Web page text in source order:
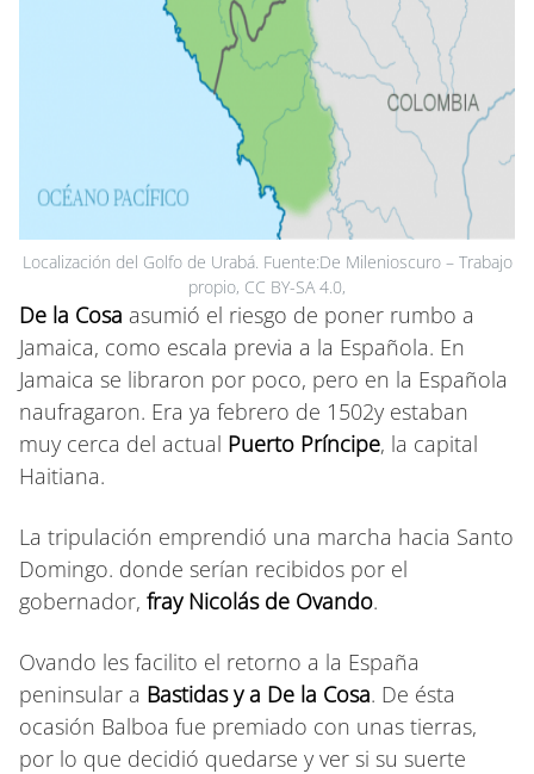
Localización del Golfo de Urabá. Fuente:De Milenioscuro – Trabajo
propio, CC BY-SA 4.0,
De la Cosa asumió el riesgo de poner rumbo a
Jamaica, como escala previa a la Española. En
Jamaica se libraron por poco, pero en la Española
naufragaron. Era ya febrero de 1502y estaban
muy cerca del actual Puerto Príncipe, la capital
Haitiana.
La tripulación emprendió una marcha hacia Santo
Domingo. donde serían recibidos por el
gobernador, fray Nicolás de Ovando.
Ovando les facilito el retorno a la España
peninsular a Bastidas y a De la Cosa. De ésta
ocasión Balboa fue premiado con unas tierras,
por lo que decidió quedarse y ver si su suerte